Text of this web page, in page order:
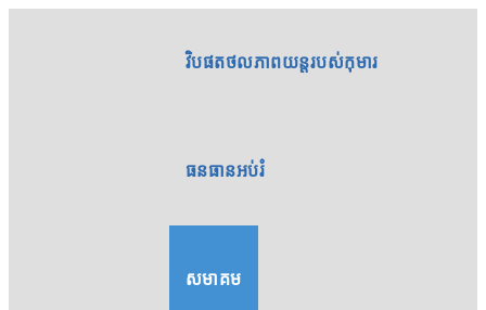
វិបផតថលភាពយន្តរបស់កុមារ
ធនធានអប់រំ
សមាគម